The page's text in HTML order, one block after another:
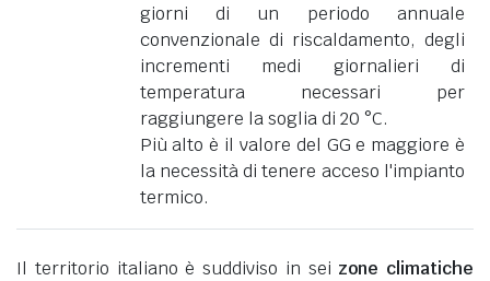
giorni di un periodo annuale
convenzionale di riscaldamento, degli
incrementi medi giornalieri di
temperatura necessari per
raggiungere la soglia di 20 °C.
Più alto è il valore del GG e maggiore è
la necessità di tenere acceso l'impianto
termico.
Il territorio italiano è suddiviso in sei zone climatiche